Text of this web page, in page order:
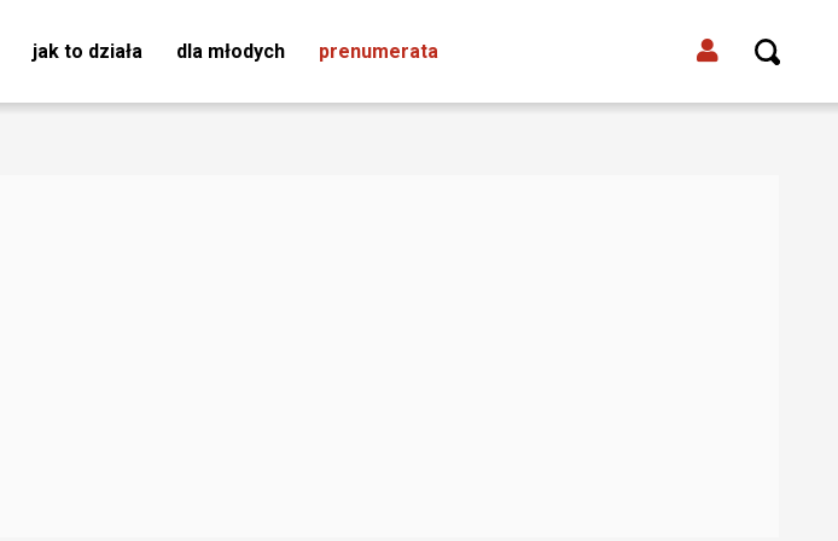
jak to działa dla młodych prenumerata